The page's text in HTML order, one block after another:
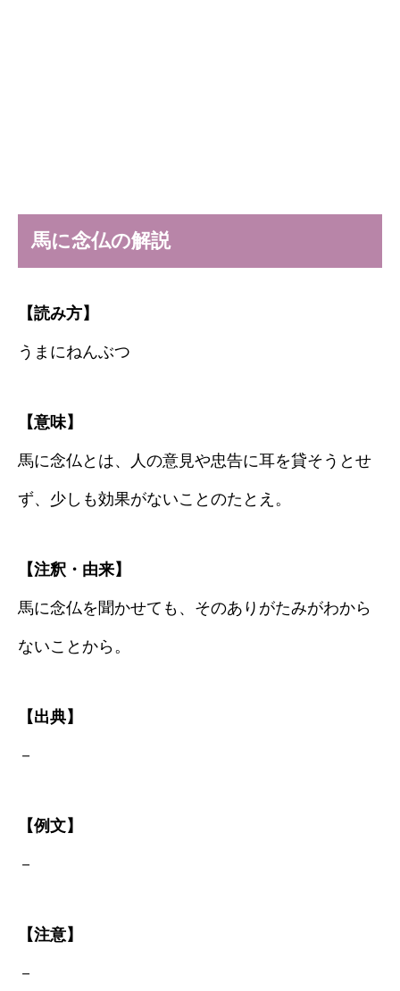
馬に念仏の解説
【読み方】
うまにねんぶつ
【意味】
馬に念仏とは、人の意見や忠告に耳を貸そうとせ
ず、少しも効果がないことのたとえ。
【注釈・由来】
馬に念仏を聞かせても、そのありがたみがわから
ないことから。
【出典】
－
【例文】
－
【注意】
－